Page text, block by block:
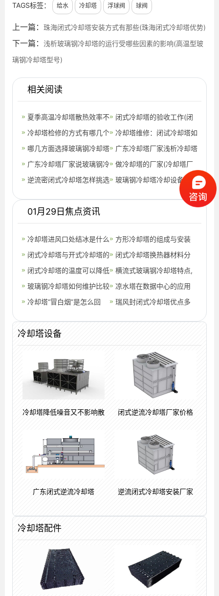
TAGS标签：
给水 冷却塔 浮球阀 球阀
上一篇： 珠海闭式冷却塔安装方式有那些(珠海闭式冷却塔优势)
下一篇：
浅析玻璃钢冷却塔的运行受哪些因素的影响(高温型玻
璃钢冷却塔型号)
相关阅读
夏季高温冷却塔散热效率不
足的原因及解决方法
闭式冷却塔的验收工作(闭
式冷却塔性能测试)
冷却塔检修的方式有哪几个
方面？(冷却塔维修方案与
措施)
冷却塔维修：闭试冷却塔如
何环保节能运作(西城区常
见冷却塔设
哪几方面选择玻璃钢冷却塔
填料，要进行哪方面的考
虑？
广东冷却塔厂家浅析冷却塔
开机时需做哪几项工作(咸
阳冷却塔
广东冷却塔厂家说玻璃钢冷
却塔降温时能使用吗？该怎
做冷却塔的厂家(冷却塔厂
家)
逆流密闭式冷却塔怎样挑选
玻璃钢冷却塔冷却设备在运
01月29日焦点资讯
冷却塔进风口处结冰是什么
原因,冷却塔进风口离墙多
少合适
方形冷却塔的组成与安装
(225吨方形冷却塔安装步
骤)
闭式冷却塔与开式冷却塔的
区别对比
闭式冷却塔换热器材料分
析,闭式冷却塔技术参数
闭式冷却塔的温度可以降低
到多少度(空调冷却塔的冷
却方式)
横流式玻璃钢冷却塔特点,
横流式玻璃钢冷却塔
玻璃钢冷却塔如何维护比较
好,玻璃钢冷却塔原理
凉水塔在数据中心的应用
冷却塔“冒白烟”是怎么回
瑞风封闭式冷却塔优点多
冷却塔设备
冷却塔降低噪音又不影响散 闭式逆流冷却塔厂家价格
广东闭式逆流冷却塔 逆流闭式冷却塔安装厂家
冷却塔配件